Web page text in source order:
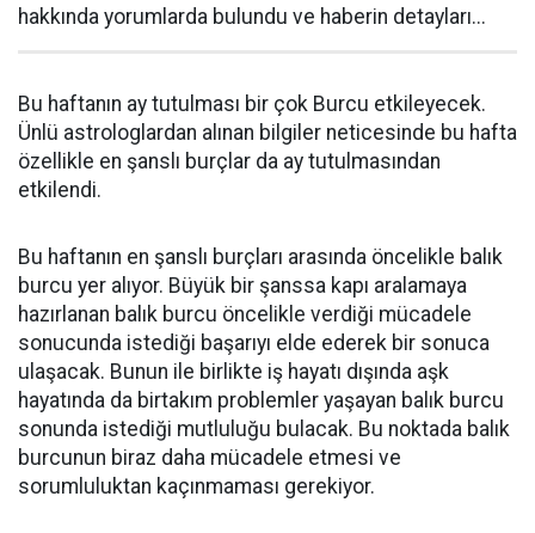
hakkında yorumlarda bulundu ve haberin detayları...
Bu haftanın ay tutulması bir çok Burcu etkileyecek.
Ünlü astrologlardan alınan bilgiler neticesinde bu hafta
özellikle en şanslı burçlar da ay tutulmasından
etkilendi.
Bu haftanın en şanslı burçları arasında öncelikle balık
burcu yer alıyor. Büyük bir şanssa kapı aralamaya
hazırlanan balık burcu öncelikle verdiği mücadele
sonucunda istediği başarıyı elde ederek bir sonuca
ulaşacak. Bunun ile birlikte iş hayatı dışında aşk
hayatında da birtakım problemler yaşayan balık burcu
sonunda istediği mutluluğu bulacak. Bu noktada balık
burcunun biraz daha mücadele etmesi ve
sorumluluktan kaçınmaması gerekiyor.